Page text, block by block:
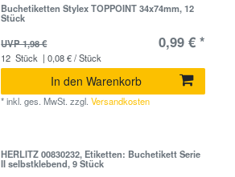
Buchetiketten Stylex TOPPOINT 34x74mm, 12
Stück
UVP 1,98 €
0,99 € *
12 Stück | 0,08 € / Stück
In den Warenkorb
*inkl. ges. MwSt. zzgl.Versandkosten
HERLITZ 00830232, Etiketten: Buchetikett Serie
II selbstklebend, 9 Stück